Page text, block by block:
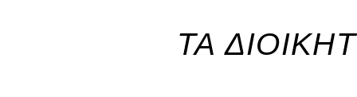
ΤΑ